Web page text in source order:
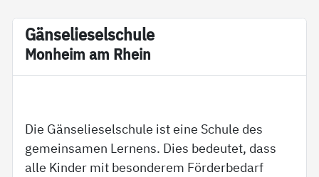
Gän­se­lie­sel­schu­le
Mon­heim am Rhein
Die Gänselieselschule ist eine Schule des
gemeinsamen Lernens. Dies bedeutet, dass
alle Kinder mit besonderem Förderbedarf